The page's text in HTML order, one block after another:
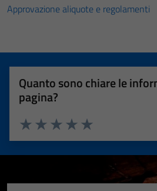
Approvazione aliquote e regolamenti
Quanto sono chiare le
pagina?
Valuta 5 stelle su 5
Valuta 4 stelle su 5
Valuta 3 stelle su 5
Valuta 2 stelle su 5
Valuta 1 stelle su 5